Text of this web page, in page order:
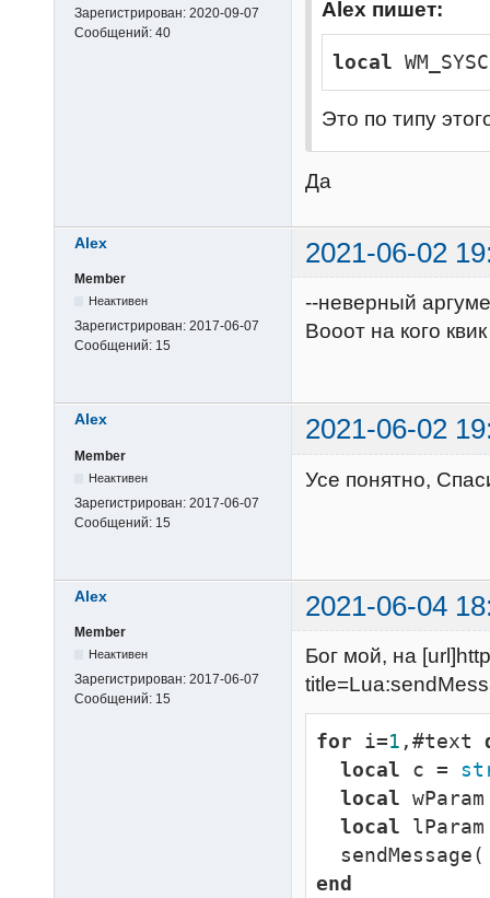
Зарегистрирован: 2020-09-07
Сообщений: 40
Alex пишет:
local
Это по типу
Да
Alex 2021-06-02
Member
Неактивен
Зарегистрирован: 2017-06-07
Сообщений: 15
--неверный
Вооот на кого
Alex 2021-06-02
Member
Неактивен
Зарегистрирован: 2017-06-07
Сообщений: 15
Усе понятно,
Alex 2021-06-04
Member
Неактивен
Зарегистрирован: 2017-06-07
Сообщений: 15
Бог мой, на
for i=1 ,#text
local c =
local
local
end